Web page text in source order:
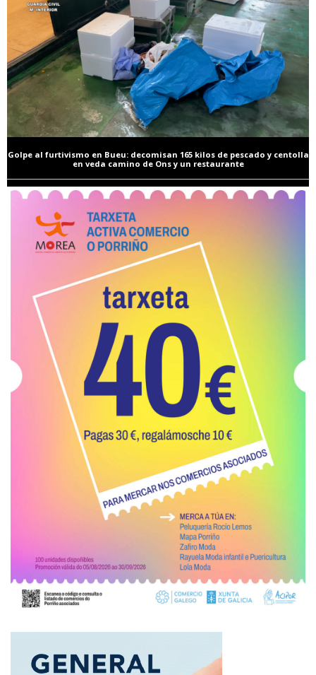
Golpe al furtivismo en Bueu: decomisan 165 kilos de pescado y centolla
en veda camino de Ons y un restaurante